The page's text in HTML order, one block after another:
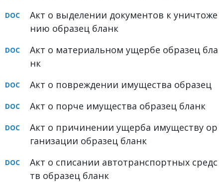
Акт о выделении документов к уничтоже
нию образец бланк
Акт о материальном ущербе образец бла
нк
Акт о повреждении имущества образец
Акт о порче имущества образец бланк
Акт о причинении ущерба имуществу ор
ганизации образец бланк
Акт о списании автотранспортных средс
тв образец бланк